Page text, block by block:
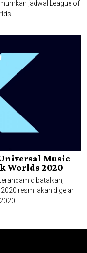
jadwal League of
Music
Worlds 2020
dibatalkan,
resmi akan digelar